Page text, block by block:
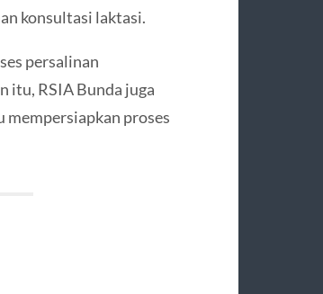
konsultasi laktasi.
persalinan
itu, RSIA Bunda juga
mempersiapkan proses